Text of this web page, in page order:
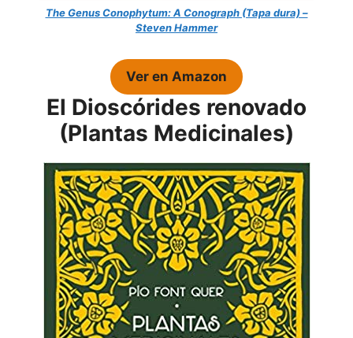
The Genus Conophytum: A Conograph (Tapa dura) –
Steven Hammer
Ver en Amazon
El Dioscórides renovado
(Plantas Medicinales)